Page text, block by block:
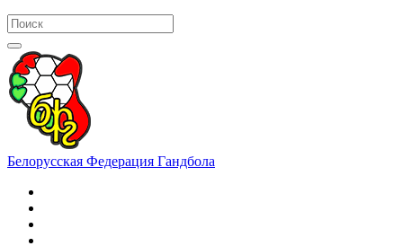
Белорусская Федерация Гандбола